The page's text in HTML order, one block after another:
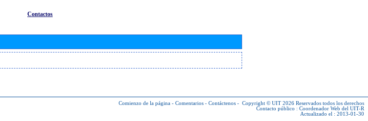
Contactos
Comienzo de la página - Comentarios - Contáctenos - Copyright © UIT 2026 Reservados todos los derechos
Contacto público : Coordenador Web del UIT-R
Actualizado el : 2013-01-30